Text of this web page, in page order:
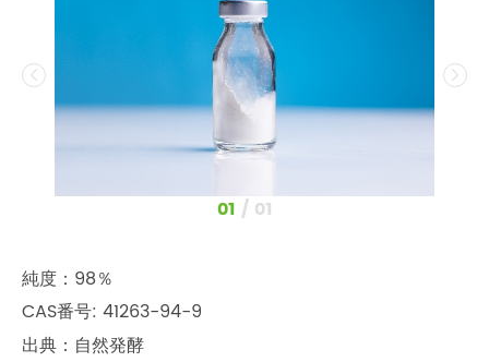
1 / 1
純度：98％
CAS番号: 41263-94-9
出典：自然発酵